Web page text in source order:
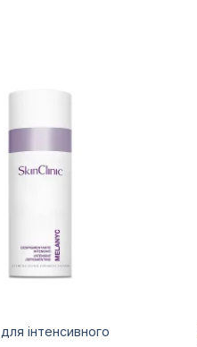
інтенсивного